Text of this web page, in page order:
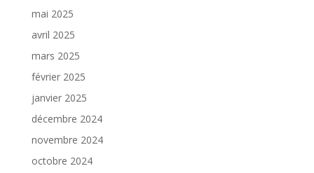
mai 2025
avril 2025
mars 2025
février 2025
janvier 2025
décembre 2024
novembre 2024
octobre 2024